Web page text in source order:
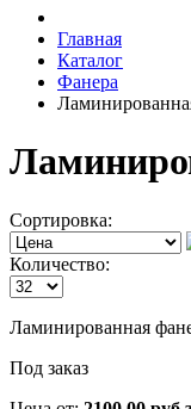
Главная
Каталог
Фанера
Сортировка:
Количество:
Ламинированная
Под заказ